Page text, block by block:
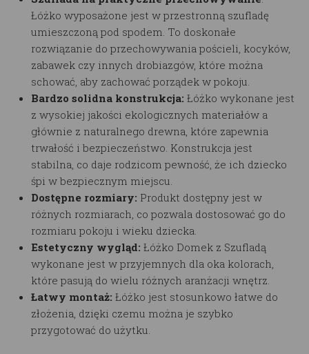
Łóżko wyposażone jest w przestronną szufladę
umieszczoną pod spodem. To doskonałe
rozwiązanie do przechowywania pościeli, kocyków,
zabawek czy innych drobiazgów, które można
schować, aby zachować porządek w pokoju.
Bardzo solidna konstrukcja: Łóżko wykonane jest
z wysokiej jakości ekologicznych materiałów a
głównie z naturalnego drewna, które zapewnia
trwałość i bezpieczeństwo. Konstrukcja jest
stabilna, co daje rodzicom pewność, że ich dziecko
śpi w bezpiecznym miejscu.
Dostępne rozmiary: Produkt dostępny jest w
różnych rozmiarach, co pozwala dostosować go do
rozmiaru pokoju i wieku dziecka.
Estetyczny wygląd: Łóżko Domek z Szufladą
wykonane jest w przyjemnych dla oka kolorach,
które pasują do wielu różnych aranżacji wnętrz.
Łatwy montaż: Łóżko jest stosunkowo łatwe do
złożenia, dzięki czemu można je szybko
przygotować do użytku.